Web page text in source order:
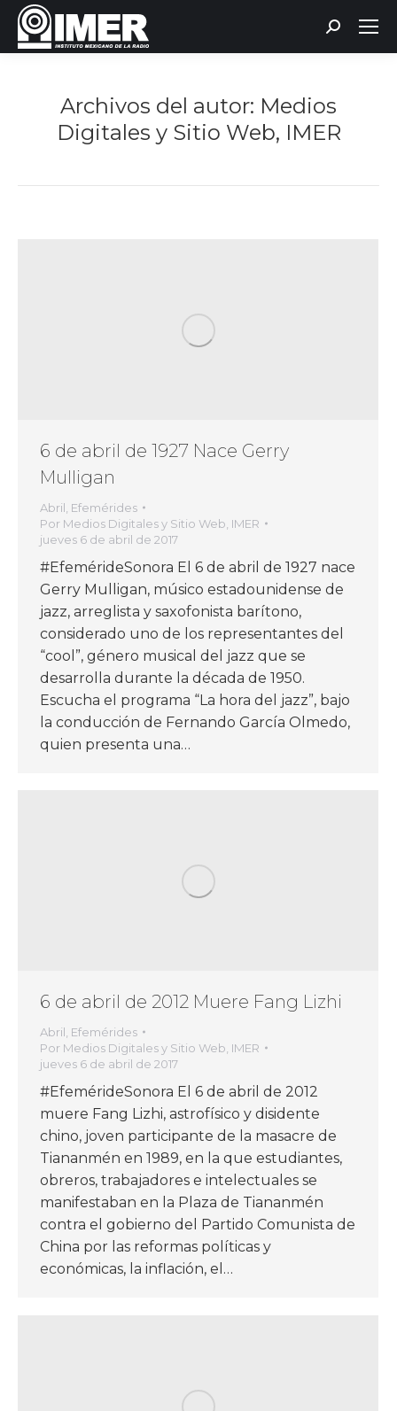
Buscar:
Archivos del autor: Medios
Digitales y Sitio Web, IMER
6 de abril de 1927 Nace Gerry
Mulligan
Abril Efemérides
Por Medios Digitales y Sitio Web, IMER
jueves 6 de abril de 2017
#EfemérideSonora El 6 de abril de 1927 nace
Gerry Mulligan, músico estadounidense de
jazz, arreglista y saxofonista barítono,
considerado uno de los representantes del
“cool”, género musical del jazz que se
desarrolla durante la década de 1950.
Escucha el programa “La hora del jazz”, bajo
la conducción de Fernando García Olmedo,
quien presenta una…
6 de abril de 2012 Muere Fang Lizhi
Abril Efemérides
Por Medios Digitales y Sitio Web, IMER
jueves 6 de abril de 2017
#EfemérideSonora El 6 de abril de 2012
muere Fang Lizhi, astrofísico y disidente
chino, joven participante de la masacre de
Tiananmén en 1989, en la que estudiantes,
obreros, trabajadores e intelectuales se
manifestaban en la Plaza de Tiananmén
contra el gobierno del Partido Comunista de
China por las reformas políticas y
económicas, la inflación, el…